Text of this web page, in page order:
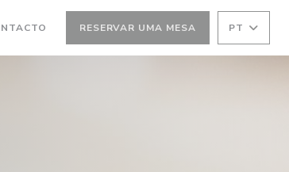
JANELA)) RESERVAR UMA MESA PT